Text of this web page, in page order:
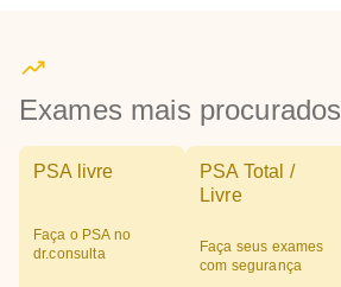
Exames mais procurados
PSA livre
Faça o PSA no
dr.consulta
PSA Total /
Livre
Faça seus exames
com segurança